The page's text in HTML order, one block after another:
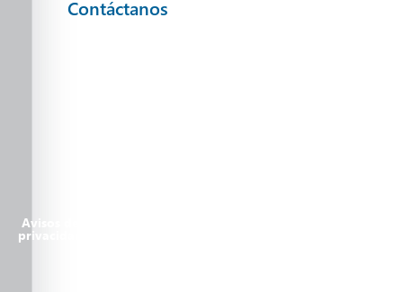
Contáctanos
Avisos de
privacidad